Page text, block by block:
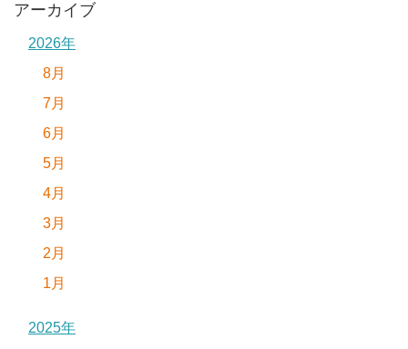
アーカイブ
2026年
8月
7月
6月
5月
4月
3月
2月
1月
2025年